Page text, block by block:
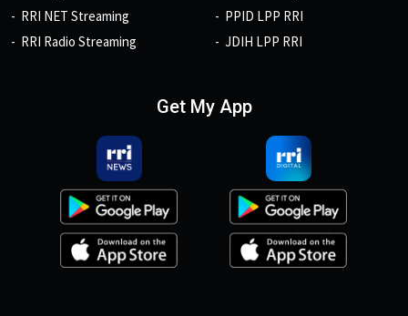
RRI NET Streaming
RRI Radio Streaming
PPID LPP RRI
JDIH LPP RRI
Get My App